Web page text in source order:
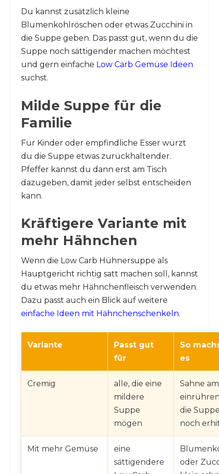
Du kannst zusätzlich kleine
Blumenkohlröschen oder etwas Zucchini in
die Suppe geben. Das passt gut, wenn du die
Suppe noch sättigender machen möchtest
und gern einfache Low Carb Gemüse Ideen
suchst.
Milde Suppe für die
Familie
Für Kinder oder empfindliche Esser würzt
du die Suppe etwas zurückhaltender.
Pfeffer kannst du dann erst am Tisch
dazugeben, damit jeder selbst entscheiden
kann.
Kräftigere Variante mit
mehr Hähnchen
Wenn die Low Carb Hühnersuppe als
Hauptgericht richtig satt machen soll, kannst
du etwas mehr Hähnchenfleisch verwenden.
Dazu passt auch ein Blick auf weitere
einfache Ideen mit Hähnchenschenkeln.
Variante
Passt gut
für
So
es
Cremig
alle, die eine
mildere
Suppe
mögen
Sahne
die
noch
Mit mehr Gemüse
eine
sättigendere
oder